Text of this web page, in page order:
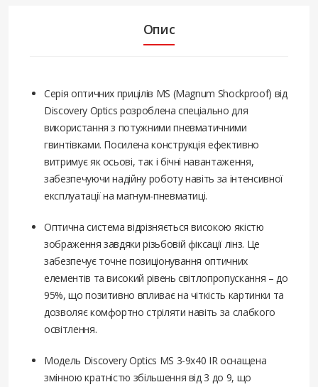
Опис
Серія оптичних прицілів MS (Magnum Shockproof) від
Discovery Optics розроблена спеціально для
використання з потужними пневматичними
гвинтівками. Посилена конструкція ефективно
витримує як осьові, так і бічні навантаження,
забезпечуючи надійну роботу навіть за інтенсивної
експлуатації на магнум-пневматиці.
Оптична система відрізняється високою якістю
зображення завдяки різьбовій фіксації лінз. Це
забезпечує точне позиціонування оптичних
елементів та високий рівень світлопропускання – до
95%, що позитивно впливає на чіткість картинки та
дозволяє комфортно стріляти навіть за слабкого
освітлення.
Модель Discovery Optics MS 3-9x40 IR оснащена
змінною кратністю збільшення від 3 до 9, що